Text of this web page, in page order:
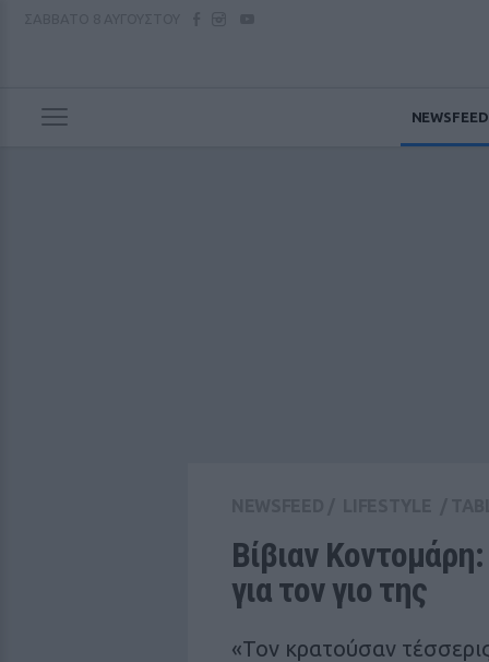
NEWSFEED
Βίβιαν
για τον γιο της
«Τον κρατούσαν